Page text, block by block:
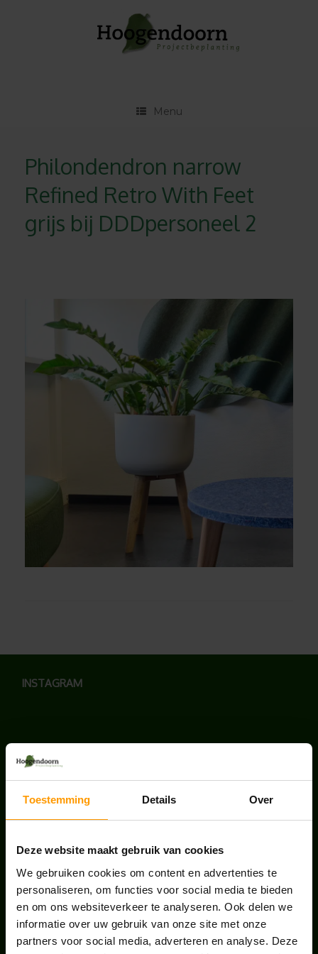
Toestemming Details Over
Deze website maakt gebruik van cookies
We gebruiken cookies om content en advertenties te
personaliseren, om functies voor social media te bieden
en om ons websiteverkeer te analyseren. Ook delen we
informatie over uw gebruik van onze site met onze
partners voor social media, adverteren en analyse. Deze
Menu
Philondendron narrow
Refined Retro With Feet
grijs bij DDDpersoneel 2
INSTAGRAM
LAATSTE NIEUWS
BLOG: LUIS IN KANTOORPLANTEN – ZO
PAKKEN WE HET AAN
UNION HOUSE UTRECHT